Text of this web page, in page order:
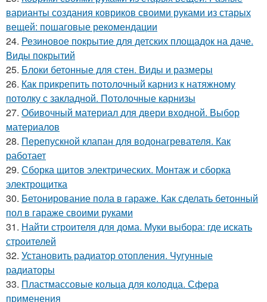
варианты создания ковриков своими руками из старых
вещей: пошаговые рекомендации
24. Резиновое покрытие для детских площадок на даче.
Виды покрытий
25. Блоки бетонные для стен. Виды и размеры
26. Как прикрепить потолочный карниз к натяжному
потолку с закладной. Потолочные карнизы
27. Обивочный материал для двери входной. Выбор
материалов
28. Перепускной клапан для водонагревателя. Как
работает
29. Сборка щитов электрических. Монтаж и сборка
электрощитка
30. Бетонирование пола в гараже. Как сделать бетонный
пол в гараже своими руками
31. Найти строителя для дома. Муки выбора: где искать
строителей
32. Установить радиатор отопления. Чугунные
радиаторы
33. Пластмассовые кольца для колодца. Сфера
применения